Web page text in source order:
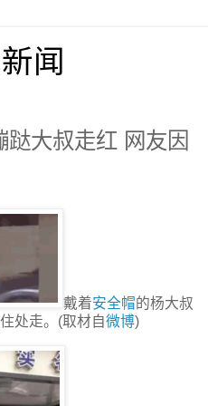
闻
大叔走红 网友因
戴着安全帽的杨大叔
处走。(取材自微博)